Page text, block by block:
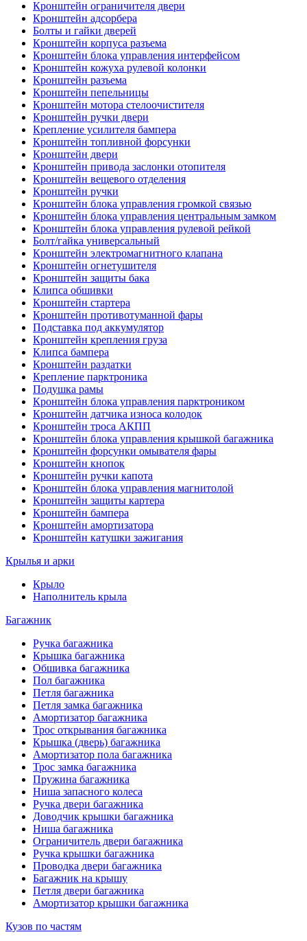
Кронштейн ограничителя двери
Кронштейн адсорбера
Болты и гайки дверей
Кронштейн корпуса разъема
Кронштейн блока управления интерфейсом
Кронштейн кожуха рулевой колонки
Кронштейн разъема
Кронштейн пепельницы
Кронштейн мотора стелоочистителя
Кронштейн ручки двери
Крепление усилителя бампера
Кронштейн топливной форсунки
Кронштейн двери
Кронштейн привода заслонки отопителя
Кронштейн вещевого отделения
Кронштейн ручки
Кронштейн блока управления громкой связью
Кронштейн блока управления центральным замком
Кронштейн блока управления рулевой рейкой
Болт/гайка универсальный
Кронштейн электромагнитного клапана
Кронштейн огнетушителя
Кронштейн защиты бака
Клипса обшивки
Кронштейн стартера
Кронштейн противотуманной фары
Подставка под аккумулятор
Кронштейн крепления груза
Клипса бампера
Кронштейн раздатки
Крепление парктроника
Подушка рамы
Кронштейн блока управления парктроником
Кронштейн датчика износа колодок
Кронштейн троса АКПП
Кронштейн блока управления крышкой багажника
Кронштейн форсунки омывателя фары
Кронштейн кнопок
Кронштейн ручки капота
Кронштейн блока управления магнитолой
Кронштейн защиты картера
Кронштейн бампера
Кронштейн амортизатора
Кронштейн катушки зажигания
Крылья и арки
Крыло
Наполнитель крыла
Багажник
Ручка багажника
Крышка багажника
Обшивка багажника
Пол багажника
Петля багажника
Петля замка багажника
Амортизатор багажника
Трос открывания багажника
Крышка (дверь) багажника
Амортизатор пола багажника
Трос замка багажника
Пружина багажника
Ниша запасного колеса
Ручка двери багажника
Доводчик крышки багажника
Ниша багажника
Ограничитель двери багажника
Ручка крышки багажника
Проводка двери багажника
Багажник на крышу
Петля двери багажника
Амортизатор крышки багажника
Кузов по частям